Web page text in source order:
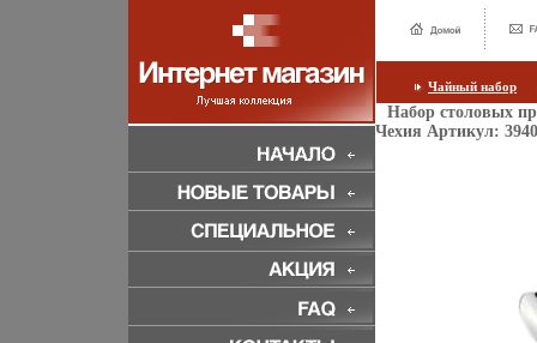
Чайный набор
Набор столовых
Чехия Артикул: